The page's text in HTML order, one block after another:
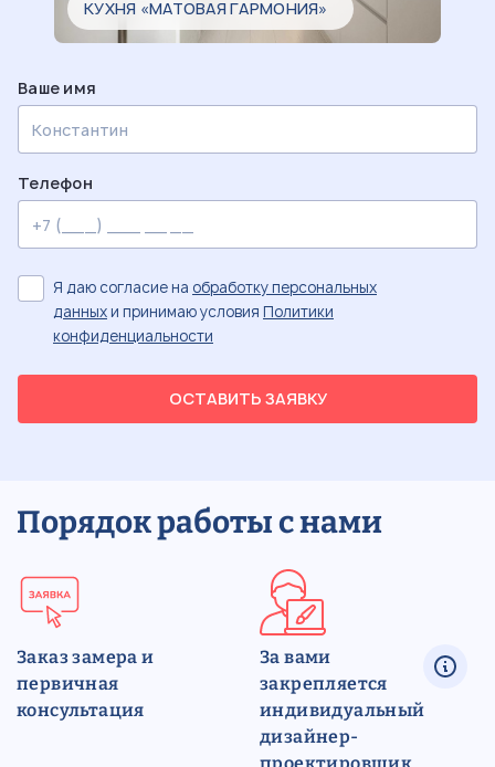
КУХНЯ «МАТОВАЯ ГАРМОНИЯ»
Ваше имя
Телефон
ОСТАВИТЬ ЗАЯВКУ
Я даю согласие на обработку персональных
данныхи принимаю условия Политики
конфиденциальности
Порядок работы с нами
Заказ замера и
первичная
консультация
За вами
закрепляется
индивидуальный
дизайнер-